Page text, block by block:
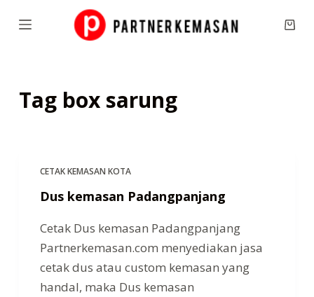
S
Tagbox sarung
CETAK KEMASAN KOTA
Dus kemasan Padangpanjang
Cetak Dus kemasan Padangpanjang
Partnerkemasan.com menyediakan jasa
cetak dus atau custom kemasan yang
handal, maka Dus kemasan